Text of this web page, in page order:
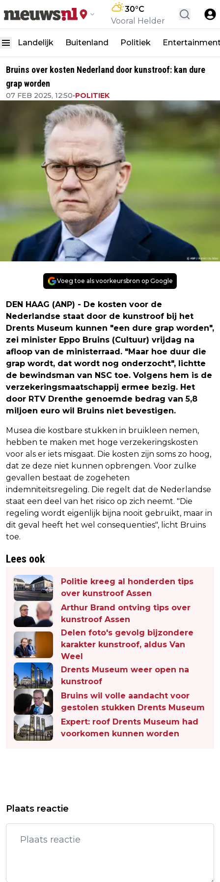
30°C
Vooral Helder
Landelijk Buitenland Politiek
Bruins over kosten Nederland door kunstroof: kan dure
grap worden
07 FEB 2025, 12:50•POLITIEK
Voeg toe als voorkeursbron op Google
DEN HAAG (ANP) - De kosten voor de
Nederlandse staat door de kunstroof bij het
Drents Museum kunnen "een dure grap worden",
zei minister Eppo Bruins (Cultuur) vrijdag na
afloop van de ministerraad. "Maar hoe duur die
grap wordt, dat wordt nog onderzocht", lichtte
de bewindsman van NSC toe. Volgens hem is de
verzekeringsmaatschappij ermee bezig. Het
door RTV Drenthe genoemde bedrag van 5,8
miljoen euro wil Bruins niet bevestigen.
Musea die kostbare stukken in bruikleen nemen,
hebben te maken met hoge verzekeringskosten
voor als er iets misgaat. Die kosten zijn soms zo hoog,
dat ze deze niet kunnen opbrengen. Voor zulke
gevallen bestaat de zogeheten
indemniteitsregeling. Die regelt dat de Nederlandse
staat een deel van het risico op zich neemt. "Die
regeling wordt eigenlijk bijna nooit gebruikt, maar in
dit geval heeft het wel consequenties", licht Bruins
toe.
Lees ook
Politie kreeg al honderden tips
over kunstroof Assen
Arthur Brand ontving tips over
kunstroof Assen
Delen foto's gevolg bijzondere
karakter kunstroof, aldus Van
Weel
Drents Museum weer open na
kunstroof
Bruins wil volle aandacht voor
gestolen stukken Drents Museum
Expert: roof Drents Museum had
voorkomen kunnen worden
'GEEN VOORKEUR' VOOR BTW-
VROUWEN BARCELONA TEGEN
WOLFSBURG IN KWARTFINALE
CHAMPIONS LEAGUE
Plaats reactie